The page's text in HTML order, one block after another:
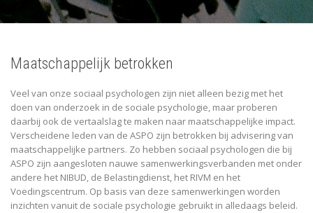
Maatschappelijk betrokken
Veel van onze sociaal psychologen zijn niet alleen bezig met het
doen van onderzoek in de sociale psychologie, maar proberen
daarbij ook de vertaalslag te maken naar maatschappelijke impact.
Verscheidene leden van de ASPO zijn betrokken bij advisering van
maatschappelijke partners. Zo hebben sociaal psychologen die bij
ASPO zijn aangesloten nauwe samenwerkingsverbanden met onder
andere het NIBUD, de Belastingdienst, het RIVM en het
Voedingscentrum. Op basis van deze samenwerkingen worden
inzichten vanuit de sociale psychologie gebruikt in alledaags beleid.